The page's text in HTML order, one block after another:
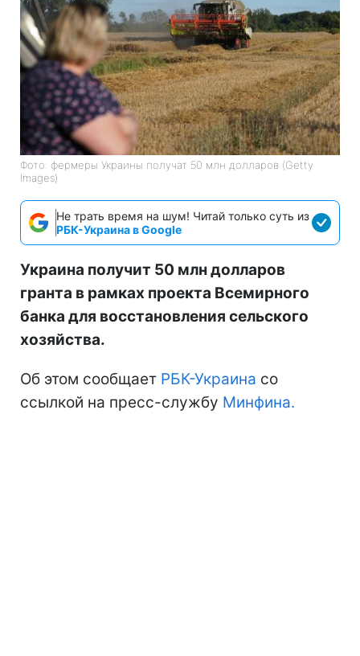
Фото: фермеры Украины получат 50 млн долларов (Getty
Images)
Не трать время на шум! Читай только суть из
РБК-Украина в Google
Украина получит 50 млн долларов
гранта в рамках проекта Всемирного
банка для восстановления сельского
хозяйства.
Об этом сообщает РБК-Украина со
ссылкой на пресс-службу Минфина.